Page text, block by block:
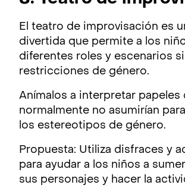
El teatro de improvisación es
divertida que permite a los
diferentes roles y escenarios
restricciones de género.
Anímalos a interpretar papeles
normalmente no asumirían
los estereotipos de género.
Propuesta: Utiliza disfraces y
para ayudar a los niños a
sus personajes y hacer la